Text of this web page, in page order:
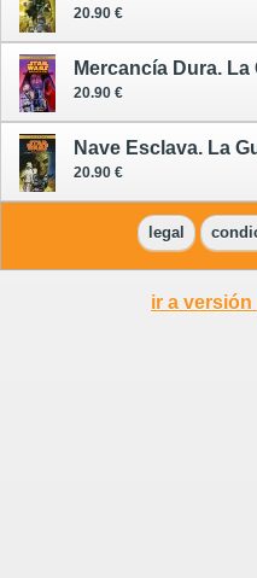
20.90 €
20.90 €
20.90 €
legal
ir a